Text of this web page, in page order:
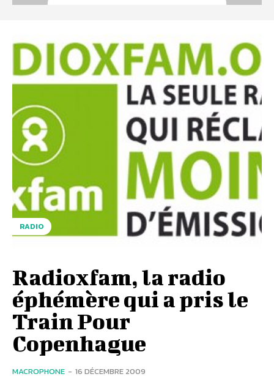
RADIO
Radioxfam, la radio
éphémère qui a pris le
Train Pour
Copenhague
MACROPHONE - 16 DÉCEMBRE 2009